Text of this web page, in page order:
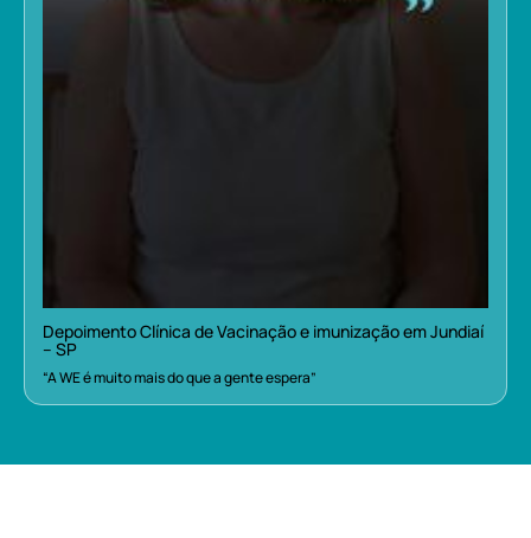
Depoimento Clínica de Vacinação e imunização em Jundiaí
– SP
“A WE é muito mais do que a gente espera”